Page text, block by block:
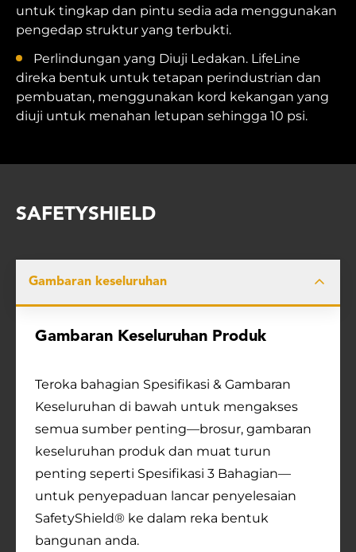
untuk tingkap dan pintu sedia ada menggunakan
pengedap struktur yang terbukti.
Perlindungan yang Diuji Ledakan. LifeLine
direka bentuk untuk tetapan perindustrian dan
pembuatan, menggunakan kord kekangan yang
diuji untuk menahan letupan sehingga 10 psi.
SAFETYSHIELD
Gambaran keseluruhan
Gambaran Keseluruhan Produk
Teroka bahagian Spesifikasi & Gambaran
Keseluruhan di bawah untuk mengakses
semua sumber penting—brosur, gambaran
keseluruhan produk dan muat turun
penting seperti Spesifikasi 3 Bahagian—
untuk penyepaduan lancar penyelesaian
SafetyShield® ke dalam reka bentuk
bangunan anda.